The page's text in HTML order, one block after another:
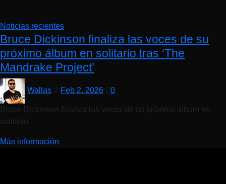
Noticias recientes
Bruce Dickinson finaliza las voces de su
próximo álbum en solitario tras ‘The
Mandrake Project’
Wallas Feb 2, 2026 0
Bruce Dickinson finaliza las voces de su próximo álbum en
solitario
Más información